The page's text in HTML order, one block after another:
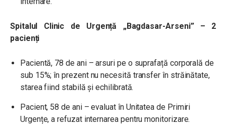
Spitalul Clinic de Urgență „Bagdasar-Arseni” – 2
pacienți
Pacientă, 78 de ani – arsuri pe o suprafață corporală de
sub 15%; în prezent nu necesită transfer în străinătate,
starea fiind stabilă și echilibrată.
Pacient, 58 de ani – evaluat în Unitatea de Primiri
Urgențe, a refuzat internarea pentru monitorizare.